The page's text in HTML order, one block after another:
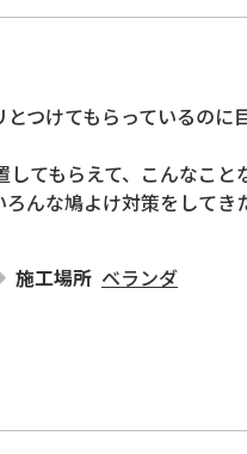
つけてもらっているのに
てもらえて、こんなこと
んな鳩よけ対策をしてき
施工場所 ベランダ